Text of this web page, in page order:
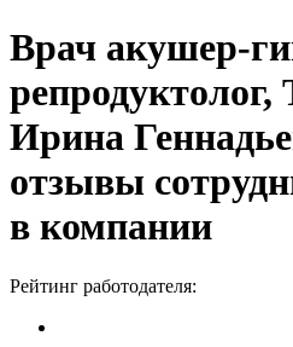
Врач акушер-
репродуктолог,
Ирина
отзывы
в компании
Рейтинг работодателя: